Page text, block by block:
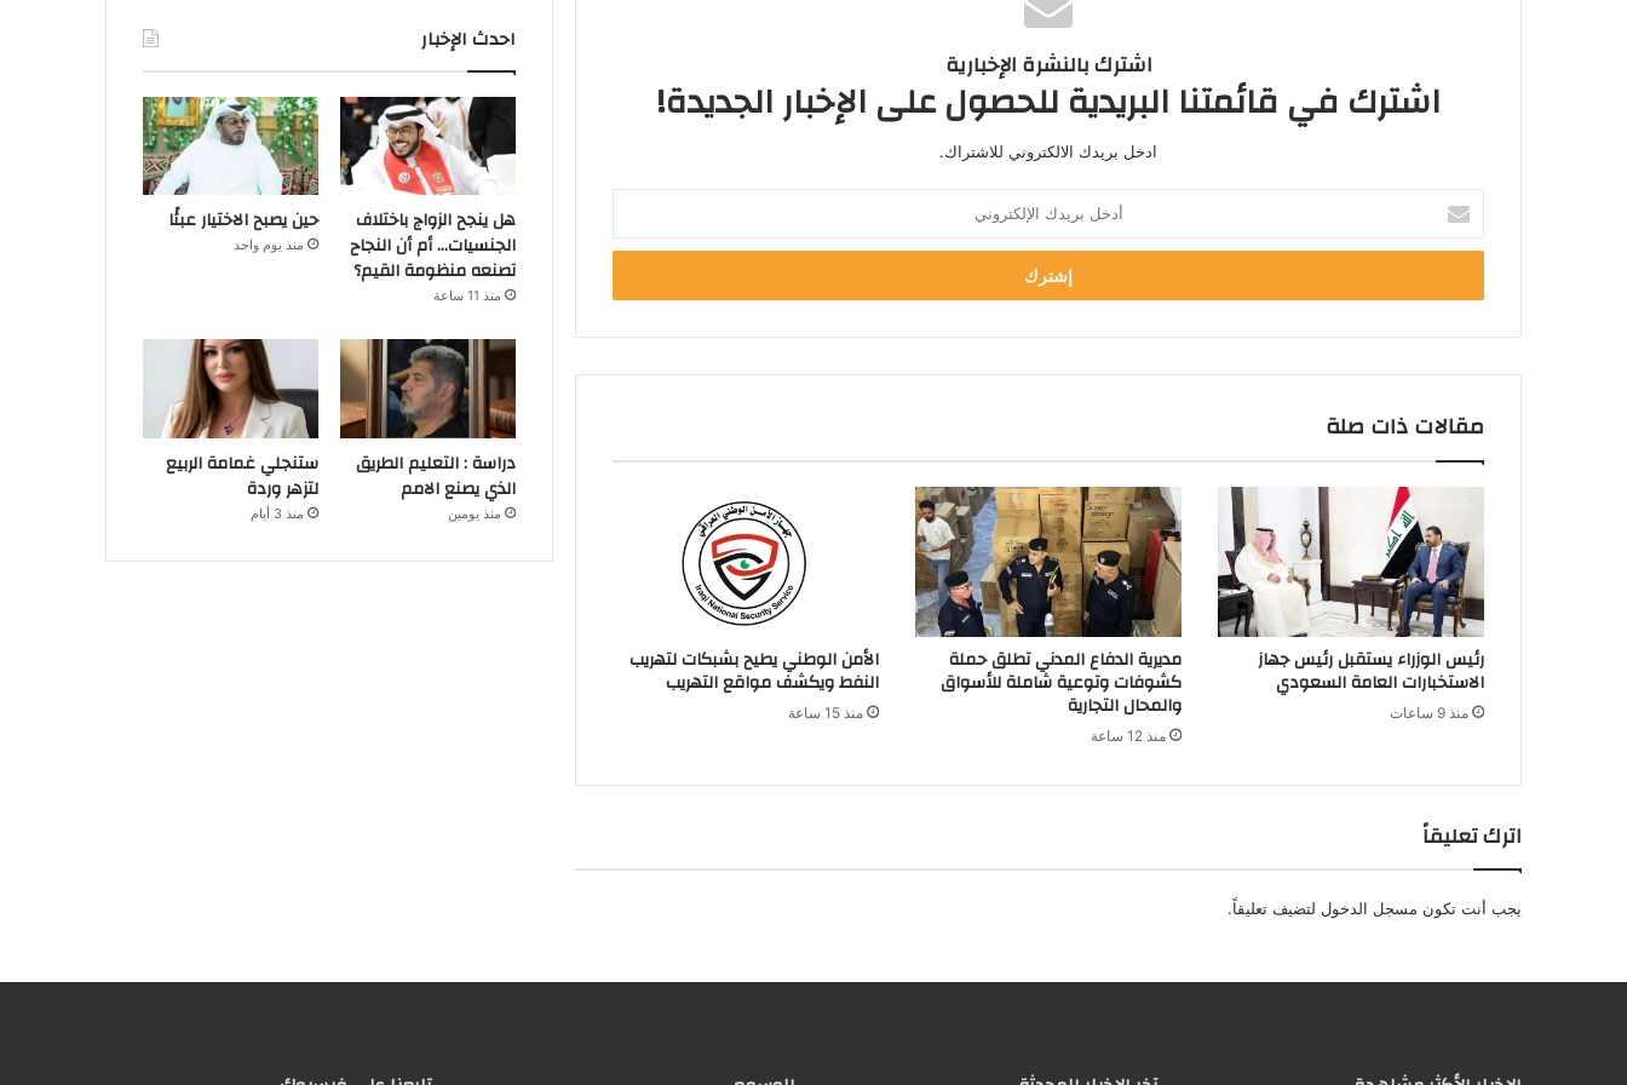
اشترك بالنشرة الإخبارية
اشترك في قائمتنا البريدية للحصول على الإخبار الجديدة!
ادخل بريدك الالكتروني للاشتراك.
خ
ب
د
ا
و
ن
ي
مقالات ذات صلة
رئيس الوزراء يستقبل رئيس جهاز
الاستخبارات العامة السعودي
منذ 9 ساعات
مديرية الدفاع المدني تطلق حملة
كشوفات وتوعية شاملة للأسواق
والمحال التجارية
منذ 12 ساعة
الأمن الوطني يطيح بشبكات لتهريب
النفط ويكشف مواقع التهريب
منذ 15 ساعة
اترك تعليقاً
يجب أنت تكون مسجل الدخول لتضيف تعليقاً.
احدث الإخبار
هل ينجح الزواج باختلاف
الجنسيات… أم أن النجاح
تصنعه منظومة القيم؟
منذ 11 ساعة
حين يصبح الاختيار عبئًا
منذ يوم واحد
دراسة : التعليم الطريق
الذي يصنع الامم
منذ يومين
ستنجلي غمامة الربيع
لتزهر وردة
منذ 3 أيام